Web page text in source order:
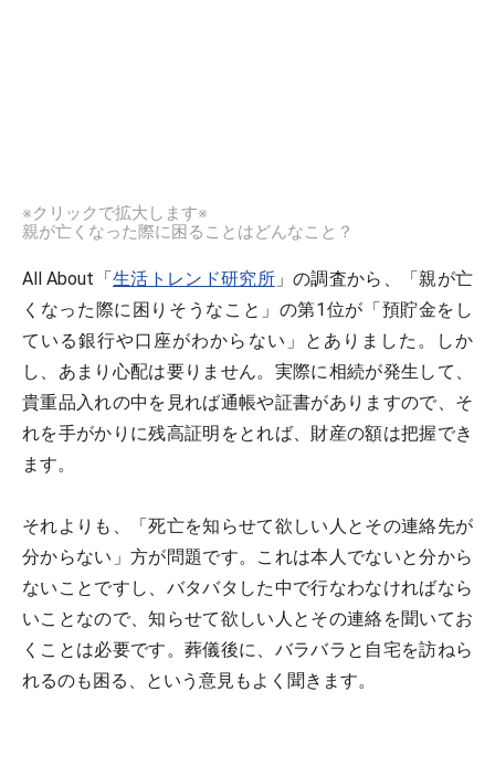
※クリックで拡大します※
親が亡くなった際に困ることはどんなこと？
All About「生活トレンド研究所」の調査から、「親が亡
くなった際に困りそうなこと」の第1位が「預貯金をし
ている銀行や口座がわからない」とありました。しか
し、あまり心配は要りません。実際に相続が発生して、
貴重品入れの中を見れば通帳や証書がありますので、そ
れを手がかりに残高証明をとれば、財産の額は把握でき
ます。
それよりも、「死亡を知らせて欲しい人とその連絡先が
分からない」方が問題です。これは本人でないと分から
ないことですし、バタバタした中で行なわなければなら
いことなので、知らせて欲しい人とその連絡を聞いてお
くことは必要です。葬儀後に、バラバラと自宅を訪ねら
れるのも困る、という意見もよく聞きます。